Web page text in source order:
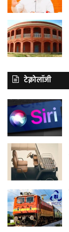
टेक्नोलॉजी